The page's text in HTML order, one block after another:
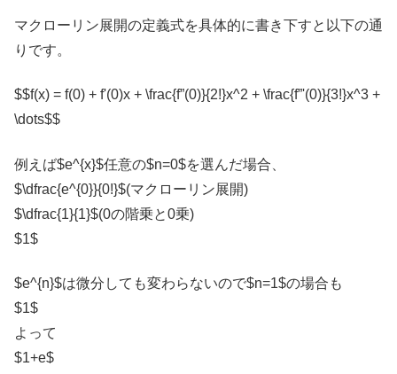
マクローリン展開の定義式を具体的に書き下すと以下の通
りです。
$$f(x) = f(0) + f'(0)x + \frac{f”(0)}{2!}x^2 + \frac{f”'(0)}{3!}x^3 +
\dots$$
例えば$e^{x}$任意の$n=0$を選んだ場合、
$\dfrac{e^{0}}{0!}$(マクローリン展開)
$\dfrac{1}{1}$(0の階乗と0乗)
$1$
$e^{n}$は微分しても変わらないので$n=1$の場合も
$1$
よって
$1+e$